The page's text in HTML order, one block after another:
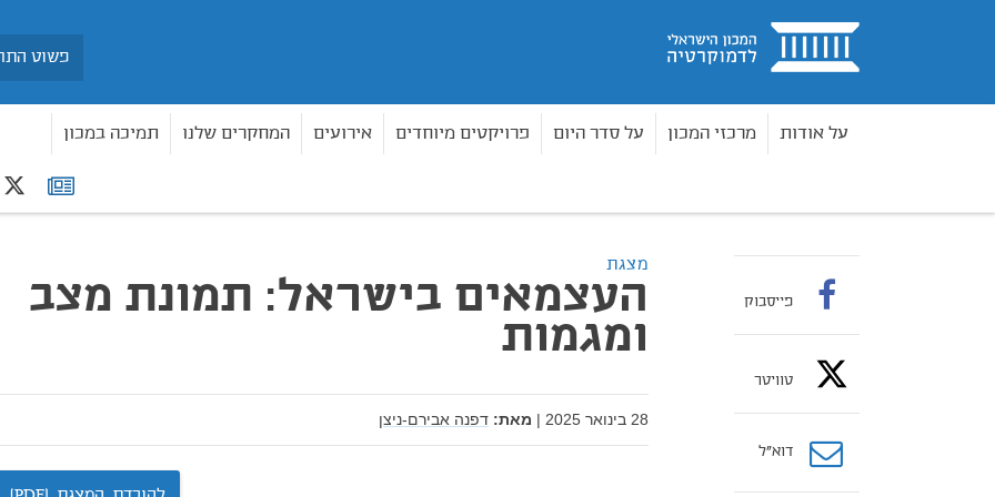
בית
על אודות מרכזי המכון על סדר היום פרויקטים מיוחדים אירועים המחקרים שלנו תמיכה במכון
רשימת
תפוצה
מצגת
העצמאים בישראל: תמונת מצב
ומגמות
28 בינואר 2025 | מאת: דפנה אבירם-ניצן
פייסבוק
טוויטר
דוא”ל